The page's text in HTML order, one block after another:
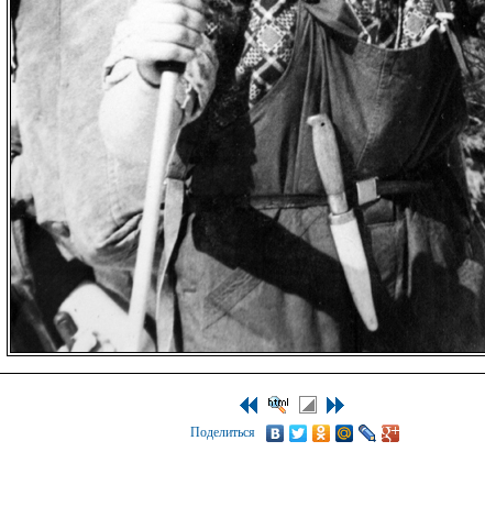
Поделиться